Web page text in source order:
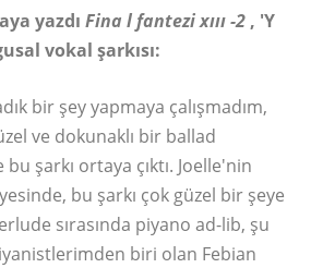
yazdı Fina l fantezi xııı-2 , 'Y
vokal şarkısı:
bir şey yapmaya çalışmadım,
ve dokunaklı bir ballad
şarkı ortaya çıktı. Joelle'nin
bu şarkı çok güzel bir şeye
sırasında piyano ad-lib, şu
biri olan Febian